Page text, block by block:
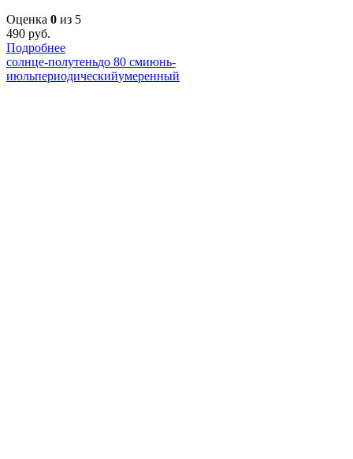
Оценка 0 из 5
490 руб.
Подробнее
солнце-полутеньдо 80 смиюнь-
июльпериодическийумеренный